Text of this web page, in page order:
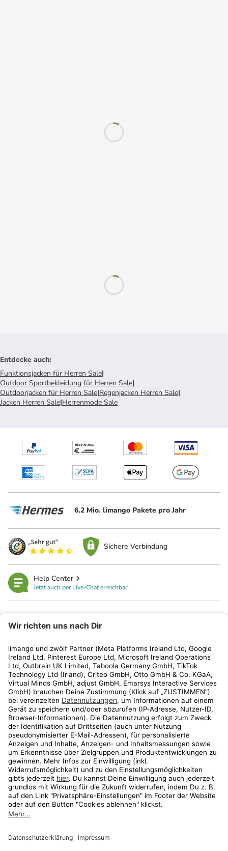
Entdecke auch:
Funktionsjacken für Herren Sale|
Outdoor Sportbekleidung für Herren Sale|
Outdoorjacken für Herren Sale|Regenjacken Herren Sale|
Jacken Herren Sale|Herrenmode Sale
6.2 Mio. limango Pakete pro Jahr
Sichere Verbindung
Help Center
Jetzt auch per Live-Chat erreichbar!
Kundenservice
Shop
Aktionen
Travel